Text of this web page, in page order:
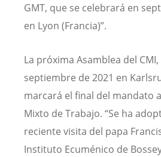
GMT, que se celebrará en
en Lyon (Francia)”.
La próxima Asamblea del
septiembre de 2021 en
marcará el final del mandato
Mixto de Trabajo. “Se ha
reciente visita del papa
Instituto Ecuménico de